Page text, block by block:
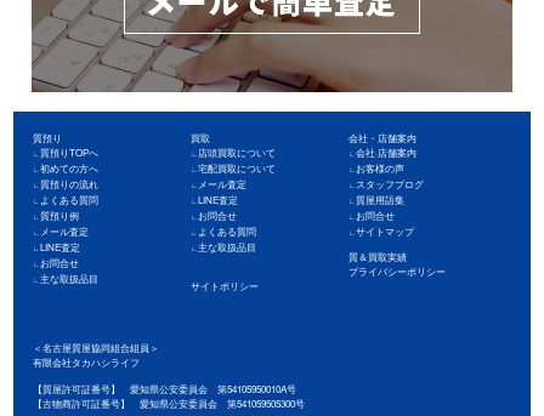
質預り
質預りTOPへ
初めての方へ
質預りの流れ
よくある質問
質預り例
メール査定
LINE査定
お問合せ
主な取扱品目
買取
店頭買取について
宅配買取について
メール査定
LINE査定
お問合せ
よくある質問
主な取扱品目
会社・店舗案内
会社·店舗案内
お客様の声
スタッフブログ
質屋用語集
お問合せ
サイトマップ
質＆買取実績
プライバシーポリシー
サイトポリシー
＜名古屋質屋協同組合組員＞
有限会社タカハシライフ
【質屋許可証番号】 愛知県公安委員会 第54105950010A号
【古物商許可証番号】 愛知県公安委員会 第541059505300号